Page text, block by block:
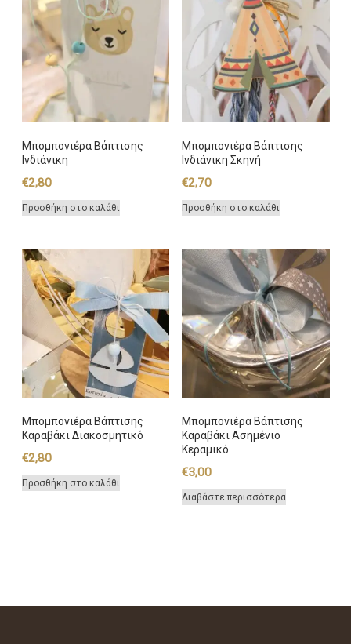
Μπομπονιέρα Βάπτισης
Ινδιάνικη
€2,80
Προσθήκη στο καλάθι
Μπομπονιέρα Βάπτισης
Ινδιάνικη Σκηνή
€2,70
Προσθήκη στο καλάθι
Μπομπονιέρα Βάπτισης
Καραβάκι Διακοσμητικό
€2,80
Προσθήκη στο καλάθι
Μπομπονιέρα Βάπτισης
Καραβάκι Ασημένιο
Κεραμικό
€3,00
Διαβάστε περισσότερα